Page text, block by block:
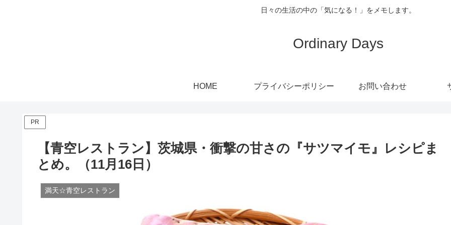
日々の生活の中の「気になる！」をメモします。
Ordinary Days
HOME プライバシーポリシー お問い合わせ
PR
【青空レストラン】茨城県・衝撃の甘さの『サツマイモ』レシピま
とめ。（11月16日）
満天☆青空レストラン